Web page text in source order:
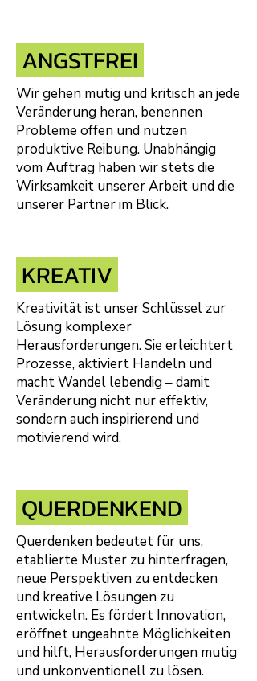
ANGSTFREI
Wir gehen mutig und kritisch an jede
Veränderung heran, benennen
Probleme offen und nutzen
produktive Reibung. Unabhängig
vom Auftrag haben wir stets die
Wirksamkeit unserer Arbeit und die
unserer Partner im Blick.
KREATIV
Kreativität ist unser Schlüssel zur
Lösung komplexer
Herausforderungen. Sie erleichtert
Prozesse, aktiviert Handeln und
macht Wandel lebendig – damit
Veränderung nicht nur effektiv,
sondern auch inspirierend und
motivierend wird.
QUERDENKEND
Querdenken bedeutet für uns,
etablierte Muster zu hinterfragen,
neue Perspektiven zu entdecken
und kreative Lösungen zu
entwickeln. Es fördert Innovation,
eröffnet ungeahnte Möglichkeiten
und hilft, Herausforderungen mutig
und unkonventionell zu lösen.